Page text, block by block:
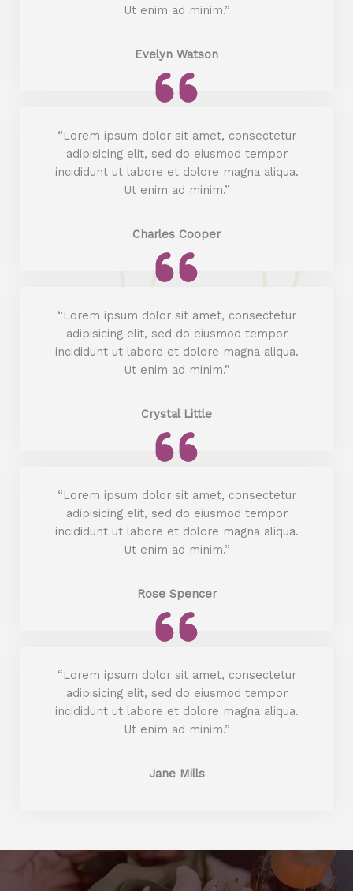
Ut enim ad minim.”
Evelyn Watson
“Lorem ipsum dolor sit amet, consectetur
adipisicing elit, sed do eiusmod tempor
incididunt ut labore et dolore magna aliqua.
Ut enim ad minim.”
Charles Cooper
“Lorem ipsum dolor sit amet, consectetur
adipisicing elit, sed do eiusmod tempor
incididunt ut labore et dolore magna aliqua.
Ut enim ad minim.”
Crystal Little
“Lorem ipsum dolor sit amet, consectetur
adipisicing elit, sed do eiusmod tempor
incididunt ut labore et dolore magna aliqua.
Ut enim ad minim.”
Rose Spencer
“Lorem ipsum dolor sit amet, consectetur
adipisicing elit, sed do eiusmod tempor
incididunt ut labore et dolore magna aliqua.
Ut enim ad minim.”
Jane Mills